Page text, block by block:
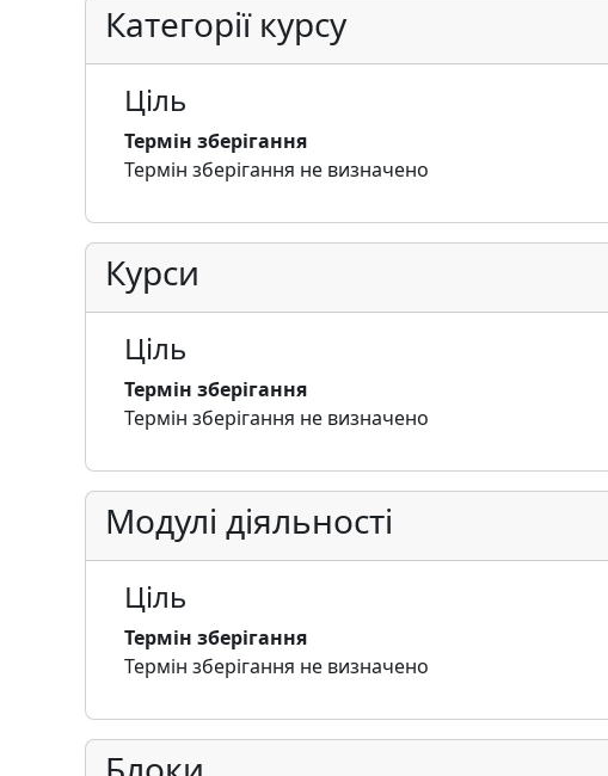
Категорії курсу
Ціль
Термін зберігання
Термін зберігання не визначено
Курси
Ціль
Термін зберігання
Термін зберігання не визначено
Модулі діяльності
Ціль
Термін зберігання
Термін зберігання не визначено